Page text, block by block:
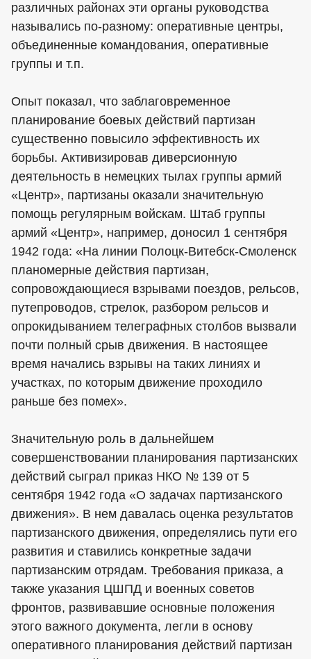
различных районах эти органы руководства
назывались по-разному: оперативные центры,
объединенные командования, оперативные
группы и т.п.
Опыт показал, что заблаговременное
планирование боевых действий партизан
существенно повысило эффективность их
борьбы. Активизировав диверсионную
деятельность в немецких тылах группы армий
«Центр», партизаны оказали значительную
помощь регулярным войскам. Штаб группы
армий «Центр», например, доносил 1 сентября
1942 года: «На линии Полоцк-Витебск-Смоленск
планомерные действия партизан,
сопровождающиеся взрывами поездов, рельсов,
путепроводов, стрелок, разбором рельсов и
опрокидыванием телеграфных столбов вызвали
почти полный срыв движения. В настоящее
время начались взрывы на таких линиях и
участках, по которым движение проходило
раньше без помех».
Значительную роль в дальнейшем
совершенствовании планирования партизанских
действий сыграл приказ НКО № 139 от 5
сентября 1942 года «О задачах партизанского
движения». В нем давалась оценка результатов
партизанского движения, определялись пути его
развития и ставились конкретные задачи
партизанским отрядам. Требования приказа, а
также указания ЦШПД и военных советов
фронтов, развивавшие основные положения
этого важного документа, легли в основу
оперативного планирования действий партизан